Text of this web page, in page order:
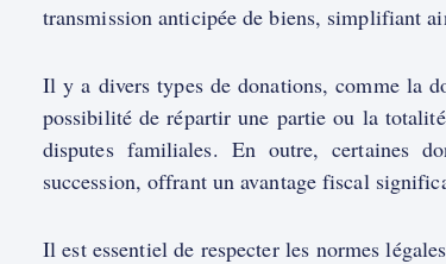
transmission anticipée de biens, simplifiant
Il y a divers types de donations, comme la
possibilité de répartir une partie ou la
disputes familiales. En outre, certaines
succession, offrant un avantage fiscal
Il est essentiel de respecter les normes